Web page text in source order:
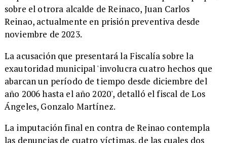
sobre el otrora alcalde de Reinaco, Juan Carlos
Reinao, actualmente en prisión preventiva desde
noviembre de 2023.
La acusación que presentará la Fiscalía sobre la
exautoridad municipal 'involucra cuatro hechos que
abarcan un período de tiempo desde diciembre del
año 2006 hasta el año 2020', detalló el fiscal de Los
Ángeles, Gonzalo Martínez.
La imputación final en contra de Reinao contempla
las denuncias de cuatro víctimas, de las cuales dos